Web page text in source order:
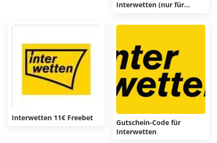
Interwetten (nur für
Interwetten 11€ Freebet
Gutschein-Code für
Interwetten